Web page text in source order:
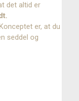
det altid er
er, at du
seddel og